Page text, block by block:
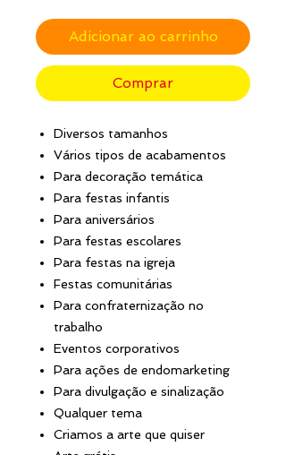
Adicionar ao carrinho
Comprar
Diversos tamanhos
Vários tipos de acabamentos
Para decoração temática
Para festas infantis
Para aniversários
Para festas escolares
Para festas na igreja
Festas comunitárias
Para confraternização no
trabalho
Eventos corporativos
Para ações de endomarketing
Para divulgação e sinalização
Qualquer tema
Criamos a arte que quiser